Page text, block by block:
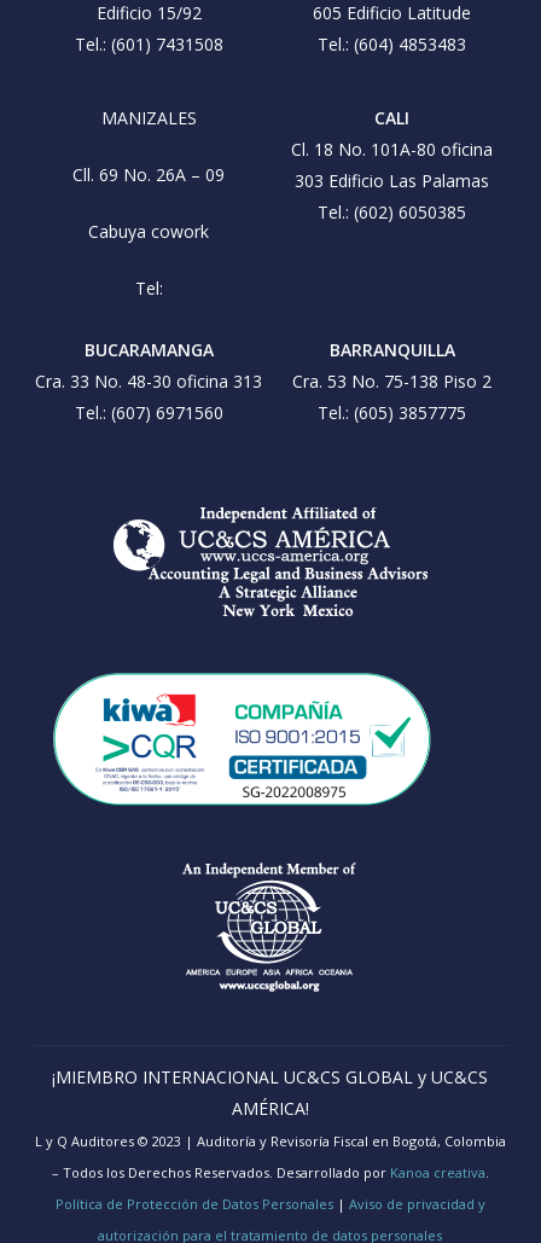
Edificio 15/92
Tel.: (601) 7431508
605 Edificio Latitude
Tel.: (604) 4853483
MANIZALES
Cll. 69 No. 26A – 09
Cabuya cowork
Tel:
CALI
Cl. 18 No. 101A-80 oficina
303 Edificio Las Palamas
Tel.: (602) 6050385
BUCARAMANGA
Cra. 33 No. 48-30 oficina 313
Tel.: (607) 6971560
BARRANQUILLA
Cra. 53 No. 75-138 Piso 2
Tel.: (605) 3857775
¡MIEMBRO INTERNACIONAL UC&CS GLOBAL y UC&CS
AMÉRICA!
L y Q Auditores © 2023 | Auditoría y Revisoría Fiscal en Bogotá, Colombia
– Todos los Derechos Reservados. Desarrollado por Kanoa creativa
Política de Protección de Datos Personales| Aviso de privacidad y
autorización para el tratamiento de datos personales